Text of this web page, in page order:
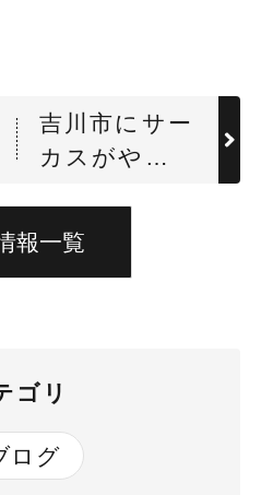
吉川市にサー
カスがやっ
報一覧
ゴリ
ログ